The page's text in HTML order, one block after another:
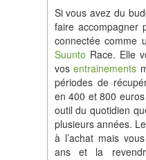
Si vous avez du
faire accompagner
connectée comme
Suunto Race. Elle
vosentrainements
périodes de
en 400 et 800
outil du quotidien
plusieurs années.
à l’achat mais
ans et la